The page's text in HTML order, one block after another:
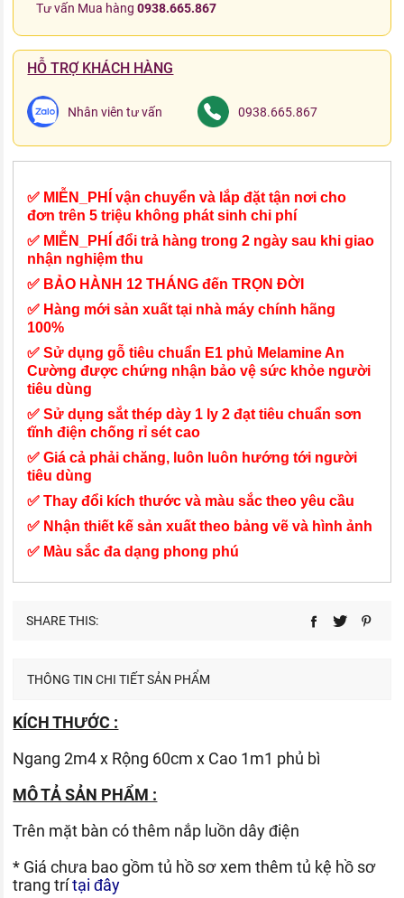
Tư vấn Mua hàng0938.665.867
HỖ TRỢ KHÁCH HÀNG
Nhân viên tư vấn 0938.665.867
✅ MIỄN_PHÍ vận chuyển và lắp đặt tận nơi cho
đơn trên 5 triệu không phát sinh chi phí
✅ MIỄN_PHÍ đổi trả hàng trong 2 ngày sau khi giao
nhận nghiệm thu
✅ BẢO HÀNH 12 THÁNG đến TRỌN ĐỜI
✅ Hàng mới sản xuất tại nhà máy chính hãng
100%
✅ Sử dụng gỗ tiêu chuẩn E1 phủ Melamine An
Cường được chứng nhận bảo vệ sức khỏe người
tiêu dùng
✅ Sử dụng sắt thép dày 1 ly 2 đạt tiêu chuẩn sơn
tĩnh điện chống rỉ sét cao
✅ Giá cả phải chăng, luôn luôn hướng tới người
tiêu dùng
✅ Thay đổi kích thước và màu sắc theo yêu cầu
✅ Nhận thiết kế sản xuất theo bảng vẽ và hình ảnh
✅ Màu sắc đa dạng phong phú
SHARE THIS:
THÔNG TIN CHI TIẾT SẢN PHẨM
KÍCH THƯỚC :
Ngang 2m4 x Rộng 60cm x Cao 1m1 phủ bì
MÔ TẢ SẢN PHẨM :
Trên mặt bàn có thêm nắp luồn dây điện
* Giá chưa bao gồm tủ hồ sơ xem thêm tủ kệ hồ sơ
trang trítại đây